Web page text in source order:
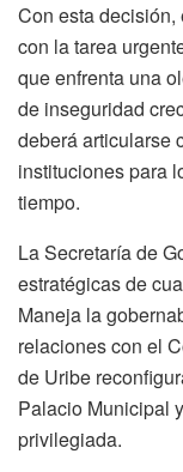
Con esta
con la tarea
que enfrenta una
de inseguridad
deberá articularse
instituciones para
tiempo.
La Secretaría de
estratégicas de
Maneja la
relaciones con el
de Uribe
Palacio Municipal
privilegiada.